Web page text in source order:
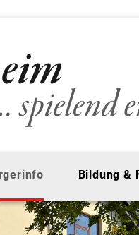
Bildung &